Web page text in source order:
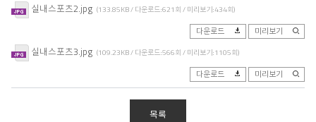
실내스포츠2.jpg (133.85KB / 다운로드:621회 / 미리보기:434회)
다운로드 미리보기
실내스포츠3.jpg (109.23KB / 다운로드:566회 / 미리보기:1105회)
다운로드 미리보기
목록